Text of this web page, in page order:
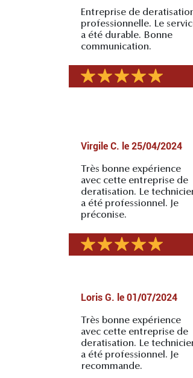
Entreprise de
professionnelle. Le
a été durable. Bonne
communication.
Virgile C. le 25/04/2024
Très bonne expérience
avec cette entreprise de
deratisation. Le
a été professionnel. Je
préconise.
Loris G. le 01/07/2024
Très bonne expérience
avec cette entreprise de
deratisation. Le
a été professionnel. Je
recommande.